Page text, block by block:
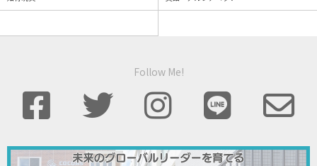
Follow Me!